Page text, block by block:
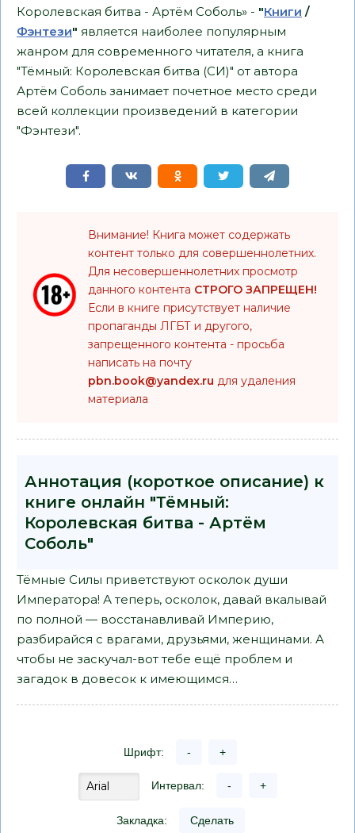
Королевская битва - Артём Соболь» - "Книги /
Фэнтези" является наиболее популярным
жанром для современного читателя, а книга
"Тёмный: Королевская битва (СИ)" от автора
Артём Соболь занимает почетное место среди
всей коллекции произведений в категории
"Фэнтези".
Внимание! Книга может содержать
контент только для совершеннолетних.
Для несовершеннолетних просмотр
данного контента СТРОГО ЗАПРЕЩЕН!
Если в книге присутствует наличие
пропаганды ЛГБТ и другого,
запрещенного контента - просьба
написать на почту
pbn.book@yandex.ru для удаления
материала
Аннотация (короткое описание) к
книге онлайн "Тёмный:
Королевская битва - Артём
Соболь"
Тёмные Силы приветствуют осколок души
Императора! А теперь, осколок, давай вкалывай
по полной — восстанавливай Империю,
разбирайся с врагами, друзьями, женщинами. А
чтобы не заскучал-вот тебе ещё проблем и
загадок в довесок к имеющимся…
Шрифт: - +
Интервал: - +
Закладка: Сделать